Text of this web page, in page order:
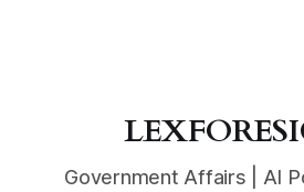
Government Affairs | AI